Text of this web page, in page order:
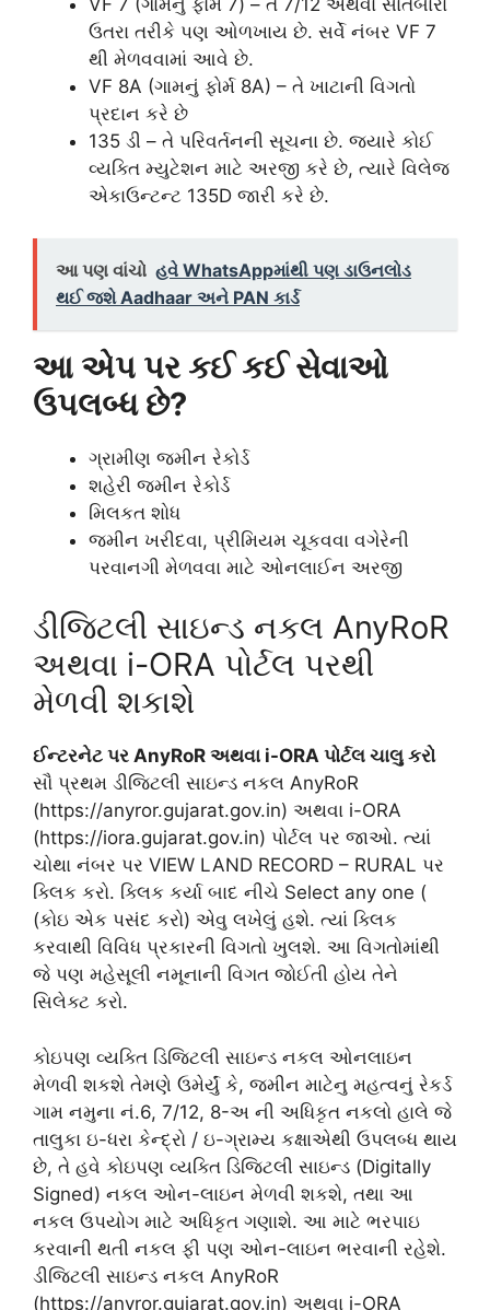
VF 7 (ગામનું ફોર્મ 7) – તે 7/12 અથવા સાતબારા
ઉતરા તરીકે પણ ઓળખાય છે. સર્વે નંબર VF 7
થી મેળવવામાં આવે છે.
VF 8A (ગામનું ફોર્મ 8A) – તે ખાટાની વિગતો
પ્રદાન કરે છે
135 ડી – તે પરિવર્તનની સૂચના છે. જ્યારે કોઈ
વ્યક્તિ મ્યુટેશન માટે અરજી કરે છે, ત્યારે વિલેજ
એકાઉન્ટન્ટ 135D જારી કરે છે.
આ પણ વાંચો હવે WhatsAppમાંથી પણ ડાઉનલોડ
થઈ જશે Aadhaar અને PAN કાર્ડ
આ એપ પર કઈ કઈ સેવાઓ
ઉપલબ્ધ છે?
ગ્રામીણ જમીન રેકોર્ડ
શહેરી જમીન રેકોર્ડ
મિલકત શોધ
જમીન ખરીદવા, પ્રીમિયમ ચૂકવવા વગેરેની
પરવાનગી મેળવવા માટે ઓનલાઈન અરજી
ડીજિટલી સાઇન્ડ નકલ AnyRoR
અથવા i-ORA પોર્ટલ પરથી
મેળવી શકાશે
ઈન્ટરનેટ પર AnyRoR અથવા i-ORA પોર્ટલ ચાલુ કરો
સૌ પ્રથમ ડીજિટલી સાઇન્ડ નકલ AnyRoR
(https://anyror.gujarat.gov.in) અથવા i-ORA
(https://iora.gujarat.gov.in) પોર્ટલ પર જાઓ. ત્યાં
ચોથા નંબર પર VIEW LAND RECORD – RURAL પર
ક્લિક કરો. ક્લિક કર્યા બાદ નીચે Select any one (
(કોઇ એક પસંદ કરો) એવુ લખેલું હશે. ત્યાં ક્લિક
કરવાથી વિવિધ પ્રકારની વિગતો ખુલશે. આ વિગતોમાંથી
જે પણ મહેસૂલી નમૂનાની વિગત જોઈતી હોય તેને
સિલેક્ટ કરો.
કોઇપણ વ્યક્તિ ડિજિટલી સાઇન્ડ નકલ ઓનલાઇન
મેળવી શકશે તેમણે ઉમેર્યું કે, જમીન માટેનુ મહત્વનું રેકર્ડ
ગામ નમુના નં.6, 7/12, 8-અ ની અધિકૃત નકલો હાલે જે
તાલુકા ઇ-ધરા કેન્દ્રો / ઇ-ગ્રામ્ય કક્ષાએથી ઉપલબ્ધ થાય
છે, તે હવે કોઇપણ વ્યક્તિ ડિજિટલી સાઇન્ડ (Digitally
Signed) નકલ ઓન-લાઇન મેળવી શકશે, તથા આ
નકલ ઉપયોગ માટે અધિકૃત ગણાશે. આ માટે ભરપાઇ
કરવાની થતી નકલ ફી પણ ઓન-લાઇન ભરવાની રહેશે.
ડીજિટલી સાઇન્ડ નકલ AnyRoR
(https://anyror.gujarat.gov.in) અથવા i-ORA